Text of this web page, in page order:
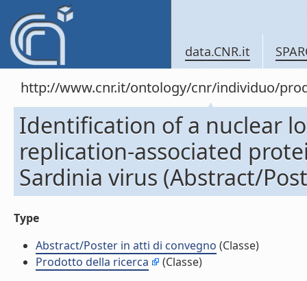
data.CNR.it
http://www.cnr.it/ontology/cnr/individuo/
Identification of a nuclear
replication-associated
Sardinia virus (Abstract/
Type
Abstract/Poster in atti di convegno (Classe)
Prodotto della ricerca
(Classe)